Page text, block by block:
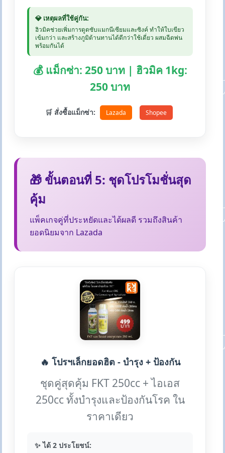
💎 เหตุผลที่ใช้คู่กัน:
ฮิวมิคช่วยเพิ่มการดูดซับแมกนีเซียมและซิงค์ ทำให้ใบเขียว
เข้มกว่า และสร้างภูมิต้านทานได้ดีกว่าใช้เดี่ยว ผสมฉีดพ่น
พร้อมกันได้
💰 แม็กซ่า: 250 บาท | ฮิวมิค 1kg:
250 บาท
🛒 สั่งซื้อแม็กซ่า: Lazada Shopee
🎁 ขั้นตอนที่ 5: ชุดโปรโมชั่นสุด
คุ้ม
แพ็คเกจคู่ที่ประหยัดและได้ผลดี รวมถึงสินค้า
ยอดนิยมจาก Lazada
🔥 โปรฯเล็กยอดฮิต - บำรุง + ป้องกัน
ชุดคู่สุดคุ้ม FKT 250cc + ไอเอส
250cc ทั้งบำรุงและป้องกันโรค ใน
ราคาเดียว
✨ ได้ 2 ประโยชน์: